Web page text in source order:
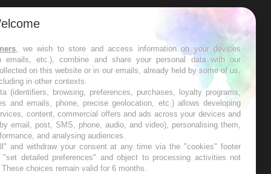
les semaines les meilleures
, we wish to store and access information on your devices
emails, etc.), combine and share your personal data with our
on this website or in our emails, already held by some of us,
in other contexts.
(identifiers, browsing, preferences, purchases, loyalty programs,
and emails, phone, precise geolocation, etc.) allows developing
content, commercial offers and ads across your devices and
email, post, SMS, phone, audio, and video), personalising them,
and analysing audiences.
and withdraw your consent at any time via the "cookies" footer
detailed preferences" and object to processing activities not
choices remain valid for 6 months.